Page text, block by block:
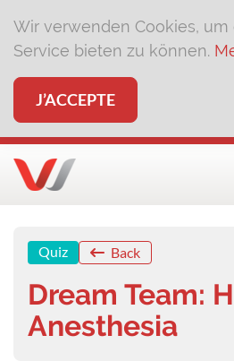
Wir verwenden Cookies,
Service bieten zu können.
J’ACCEPTE
Quiz Back
Dream Team:
Anesthesia